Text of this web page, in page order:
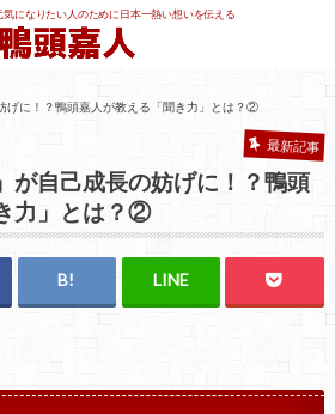
気になりたい人のために日本一熱い想いを伝える
げに！？鴨頭嘉人が教える「聞き力」とは？②
最新記事
が自己成長の妨げに！？鴨頭
力」とは？②